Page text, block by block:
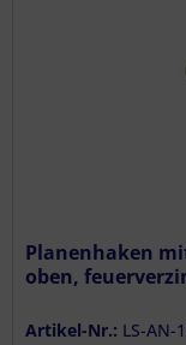
Planenhaken
oben,
Artikel-Nr.: LS-AN-